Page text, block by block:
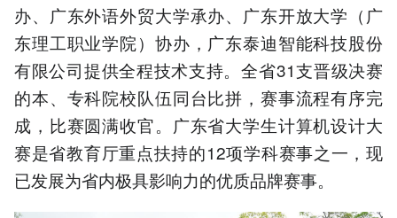
办、广东外语外贸大学承办、广东开放大学（广
东理工职业学院）协办，广东泰迪智能科技股份
有限公司提供全程技术支持。全省31支晋级决赛
的本、专科院校队伍同台比拼，赛事流程有序完
成，比赛圆满收官。广东省大学生计算机设计大
赛是省教育厅重点扶持的12项学科赛事之一，现
已发展为省内极具影响力的优质品牌赛事。